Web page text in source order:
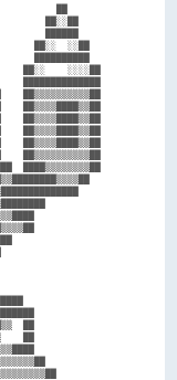
██
██░░██
██████
██░░  ░░██
██████████
██░░    ░░░░██
██████████████
██▒▒▒▒▒▒▒▒▒▒██
██▒▒▒▒████▒▒██
██▒▒▒▒████▒▒██
██▒▒▒▒████▒▒██
██▒▒▒▒████▒▒██
██▒▒▒▒▒▒▒▒▒▒██
████▒▒▒▒▒▒▒▒██
▒▒▒▒████
██████████
████
██
██▒▒▒▒    ██